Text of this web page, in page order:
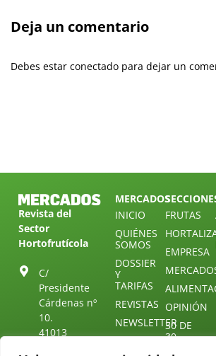
Deja un comentario
Debes estar conectado para dejar un
Revista del
Sector
Hortofrutícola
C/
Presidente
Cárdenas nº
10.
41013
MERCADOS
INICIO
QUIÉNES
SOMOS
DOSSIER
Y
TARIFAS
REVISTAS
NEWSLETTER
FRUTAS
EMPRESA
OPINIÓN
30 DE
30